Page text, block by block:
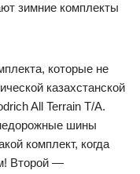
зимние комплекты
которые не
казахстанской
All Terrain T/A.
шины
комплект, когда
Второй —